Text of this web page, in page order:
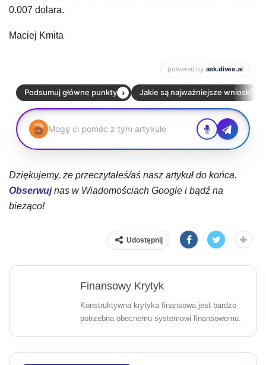
0.007 dolara.
Maciej Kmita
Dziękujemy, że przeczytałeś/aś nasz artykuł do końca.
Obserwujnas w Wiadomościach Google i bądź na
bieżąco!
Udostępnij
Finansowy Krytyk
Konstruktywna krytyka finansowa jest bardzo
potrzebna obecnemu systemowi finansowemu.